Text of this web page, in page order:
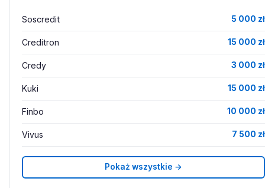
Soscredit 5 000 zł
Creditron 15 000 zł
Credy 3 000 zł
Kuki 15 000 zł
Finbo 10 000 zł
Vivus 7 500 zł
Pokaż wszystkie →